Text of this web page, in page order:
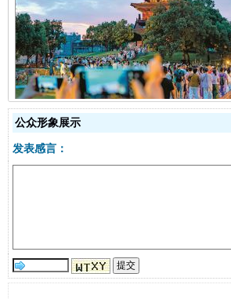
千年窑火 生生不息
公众形象展示
发表感言：